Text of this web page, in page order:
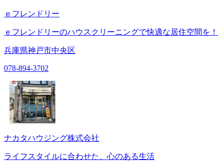
ｅフレンドリー
ｅフレンドリーのハウスクリーニングで快適な居住空間を！
兵庫県神戸市中央区
078-894-3702
ナカタハウジング株式会社
ライフスタイルに合わせた、心のある生活